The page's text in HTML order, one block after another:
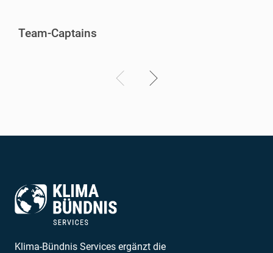
Team-Captains
Klima-Bündnis Services ergänzt die